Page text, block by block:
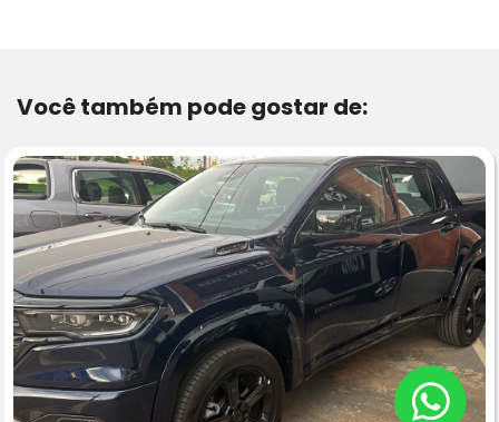
Você também pode gostar de: